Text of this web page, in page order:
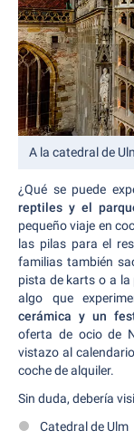
A la catedral de
¿Qué se puede
reptiles y el
pequeño viaje en
las pilas para el
familias también
pista de karts o a la
algo que
cerámica y un
oferta de ocio de
vistazo al
coche de alquiler.
Sin duda, debería
Catedral de Ulm